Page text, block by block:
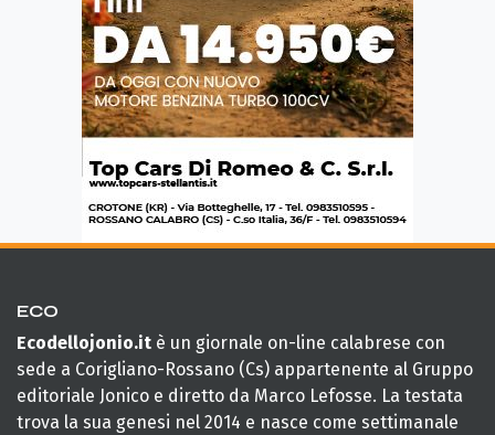
ECO
Ecodellojonio.it è un giornale on-line calabrese con
sede a Corigliano-Rossano (Cs) appartenente al Gruppo
editoriale Jonico e diretto da Marco Lefosse. La testata
trova la sua genesi nel 2014 e nasce come settimanale